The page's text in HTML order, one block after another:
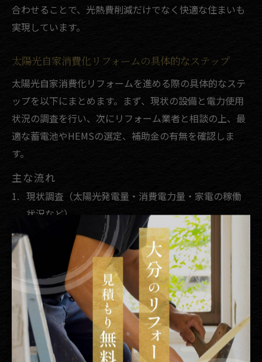
合わせることで、光熱費削減だけでなく快適な住まいも
実現しています。
太陽光自家消費化リフォームの具体的なステップ
太陽光自家消費化リフォームを進める際の具体的なステ
ップを以下にまとめます。まず、現状の設備と電力使用
状況の調査を行い、次にリフォーム業者と相談の上、最
適な蓄電池やHEMSの選定、補助金の有無を確認しま
す。
主な流れ
現状調査（太陽光発電量・消費電力量・家電の稼働
状況など）
リフォーム業者への相談・見積もり取得
設備選定（蓄電池・HEMS・省エネ家電等）
補助金・助成金の申請
リフォーム工事実施
運用開始・アフターフォロー
ステップごとに注意が必要で、特に補助金の申請期限や
必要書類の確認は見落とされがちです。実際の利用者か